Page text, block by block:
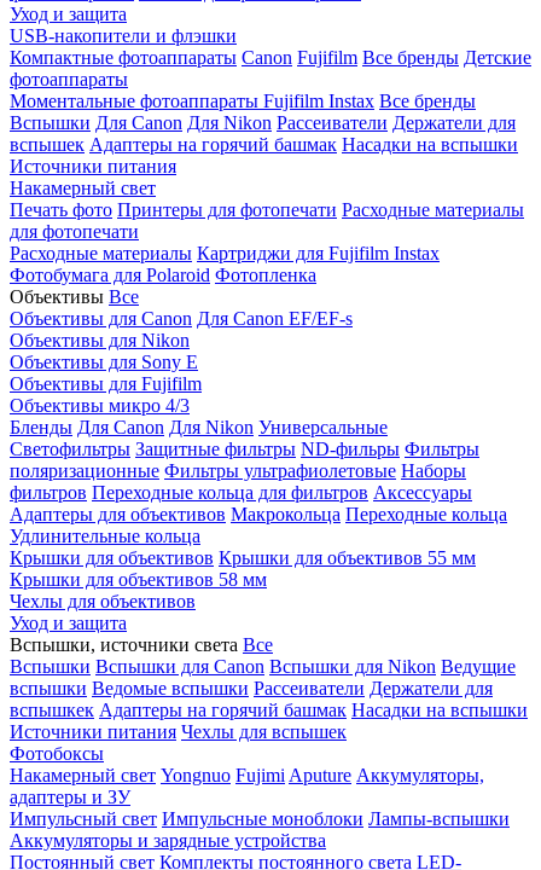
Уход и защита
USB-накопители и флэшки
Компактные фотоаппараты Canon Fujifilm Все бренды Детские
фотоаппараты
Моментальные фотоаппараты Fujifilm Instax Все бренды
Вспышки Для Canon Для Nikon Рассеиватели Держатели для
вспышек Адаптеры на горячий башмак Насадки на вспышки
Источники питания
Накамерный свет
Печать фото Принтеры для фотопечати Расходные материалы
для фотопечати
Расходные материалы Картриджи для Fujifilm Instax
Фотобумага для Polaroid Фотопленка
Объективы Все
Объективы для Canon Для Canon EF/EF-s
Объективы для Nikon
Объективы для Sony E
Объективы для Fujifilm
Объективы микро 4/3
Бленды Для Canon Для Nikon Универсальные
Светофильтры Защитные фильтры ND-фильры Фильтры
поляризационные Фильтры ультрафиолетовые Наборы
фильтров Переходные кольца для фильтров Аксессуары
Адаптеры для объективов Макрокольца Переходные кольца
Удлинительные кольца
Крышки для объективов Крышки для объективов 55 мм
Крышки для объективов 58 мм
Чехлы для объективов
Уход и защита
Вспышки, источники света Все
Вспышки Вспышки для Canon Вспышки для Nikon Ведущие
вспышки Ведомые вспышки Рассеиватели Держатели для
вспышкек Адаптеры на горячий башмак Насадки на вспышки
Источники питания Чехлы для вспышек
Фотобоксы
Накамерный свет Yongnuo Fujimi Aputure Аккумуляторы,
адаптеры и ЗУ
Импульсный свет Импульсные моноблоки Лампы-вспышки
Аккумуляторы и зарядные устройства
Постоянный свет Комплекты постоянного света LED-